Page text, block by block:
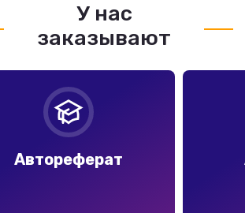
У нас
заказывают
Автореферат